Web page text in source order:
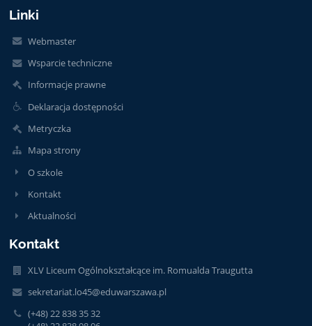
Linki
Webmaster
Wsparcie techniczne
Informacje prawne
Deklaracja dostępności
Metryczka
Mapa strony
O szkole
Kontakt
Aktualności
Kontakt
XLV Liceum Ogólnokształcące im. Romualda Traugutta
sekretariat.lo45@eduwarszawa.pl
(+48) 22 838 35 32